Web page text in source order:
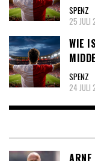
SPENZ
25 JULI
WIE
SPENZ
24 JULI